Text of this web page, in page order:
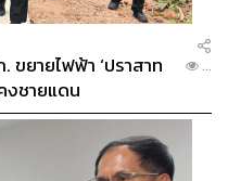
ยายไฟฟ้า ‘ปราสาท
งชายแดน
...